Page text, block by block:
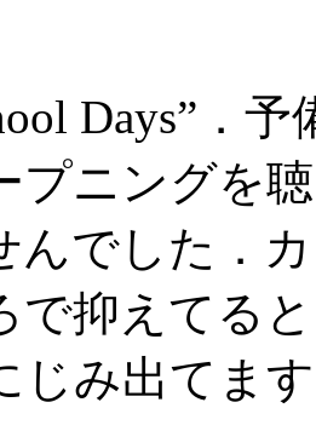
Days”．
プニングを
んでした．
で抑えてる
じみ出てま